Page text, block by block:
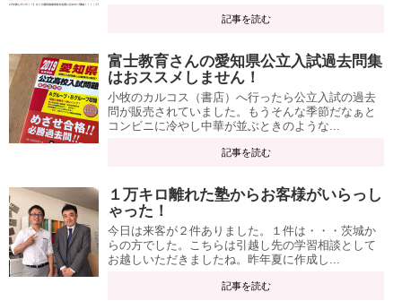
記事を読む
富士教育さんの愛知県公立入試過去問集
はおススメしません！
小牧のカルコス（書店）へ行ったら公立入試の過去
問が販売されていました。もうそんな季節だなぁと
コンビニに冷やし中華が並ぶときのような...
記事を読む
１万キロ離れた塾からお客様がいらっし
ゃった！
今日は来客が２件ありました。１件は・・・茨城か
らの方でした。こちらは引越し先の学習相談として
お越しいただきましたね。昨年夏に作成し...
記事を読む